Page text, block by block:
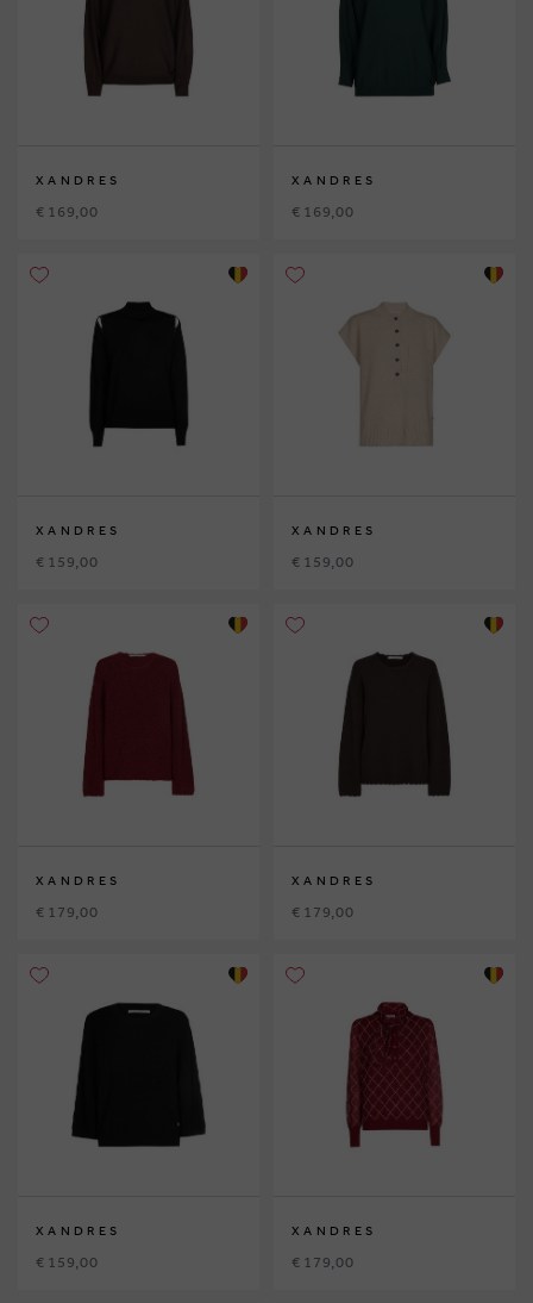
XANDRES
€ 169,00
XANDRES
€ 169,00
XANDRES
€ 159,00
XANDRES
€ 159,00
XANDRES
€ 179,00
XANDRES
€ 179,00
XANDRES
€ 159,00
XANDRES
€ 179,00